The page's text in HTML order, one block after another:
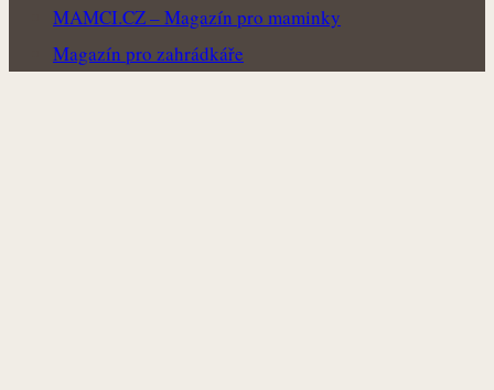
MAMCI.CZ – Magazín pro maminky
Magazín pro zahrádkáře